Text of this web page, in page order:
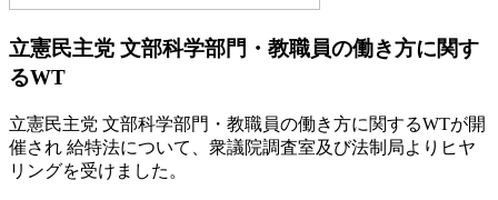
立憲民主党 文部科学部門・教職員の働き方に関す
るWT
立憲民主党 文部科学部門・教職員の働き方に関するWTが開
催され 給特法について、衆議院調査室及び法制局よりヒヤ
リングを受けました。